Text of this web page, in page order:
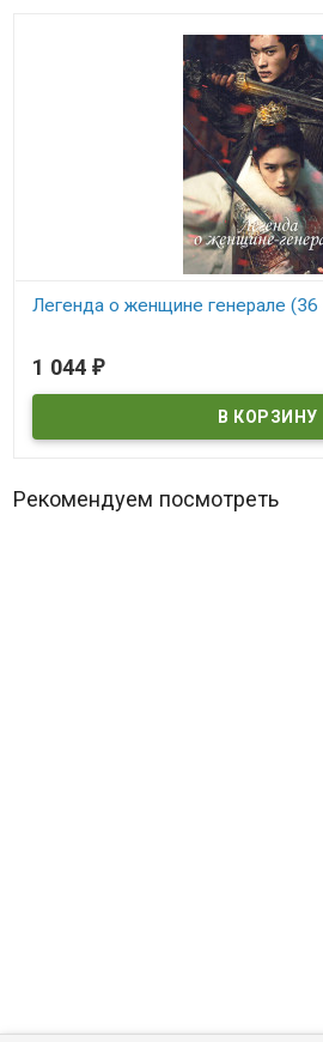
Легенда о женщине генерале (36
1 044 ₽
Рекомендуем посмотреть